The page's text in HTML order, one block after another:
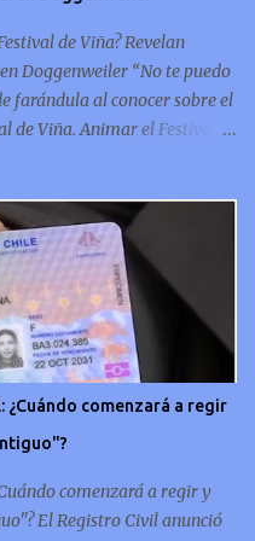
un capítulo importante en
de Viña? Revelan
Doggenweiler “No te puedo
farándula al conocer sobre el
de Viña. Animar el Festival
Doggenweiler y su
ahora, los animadores del
sueldo por su rol en el
que venían percibirndo por
Karen no le pagan, no le
confirmó la periodista de
programa Hay Que Decirlo
dijo que a ellos no le
Nacho Gutiérrez aportó que,
comenzará a regir
comenzará a regir y
El Registro Civil anunció